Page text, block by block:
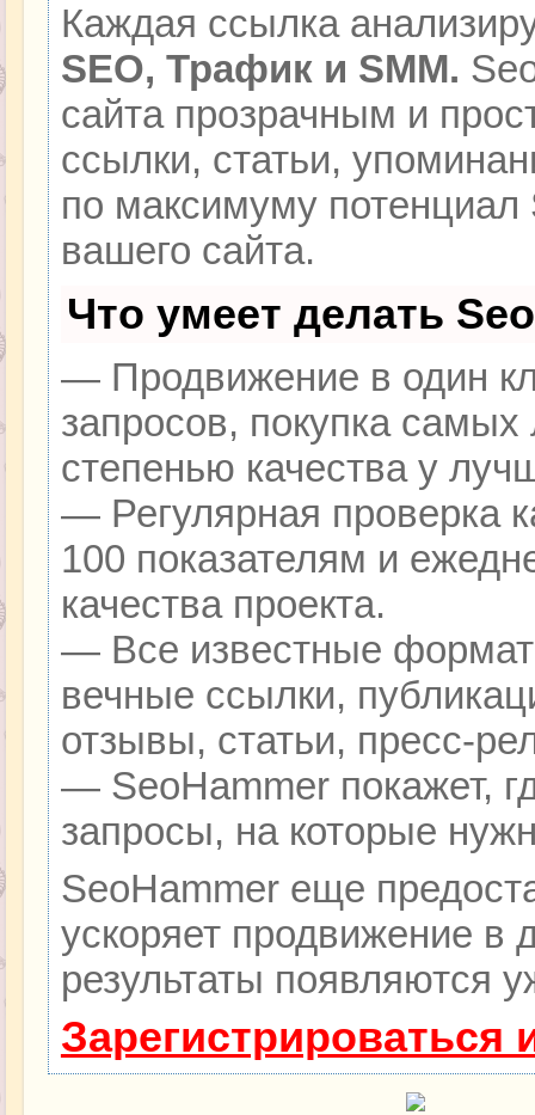
Каждая ссылка
SEO, Трафик и SMM.
сайта прозрачным и
ссылки, статьи,
по максимуму
вашего сайта.
Что умеет делать
— Продвижение в один
запросов, покупка
степенью качества у
— Регулярная проверка
100 показателям и
качества проекта.
— Все известные
вечные ссылки,
отзывы, статьи, пресс-
— SeoHammer покажет,
запросы, на которые
SeoHammer еще
ускоряет продвижение в
результаты появляются